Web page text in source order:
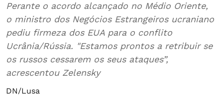
Perante o acordo alcançado no Médio Oriente,
o ministro dos Negócios Estrangeiros ucraniano
pediu firmeza dos EUA para o conflito
Ucrânia/Rússia. "Estamos prontos a retribuir se
os russos cessarem os seus ataques”,
acrescentou Zelensky
DN/Lusa